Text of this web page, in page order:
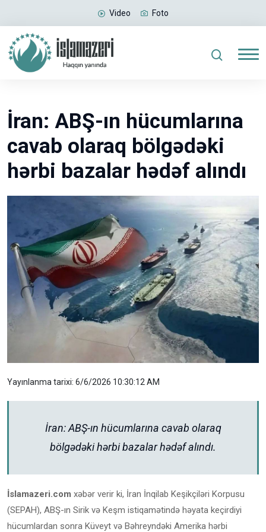
Video Foto
İran: ABŞ-ın hücumlarına
cavab olaraq bölgədəki
hərbi bazalar hədəf alındı
Yayınlanma tarixi: 6/6/2026 10:30:12 AM
İran: ABŞ-ın hücumlarına cavab olaraq
bölgədəki hərbi bazalar hədəf alındı.
İslamazeri.com xəbər verir ki, İran İnqilab Keşikçiləri Korpusu
(SEPAH), ABŞ-ın Sirik və Keşm istiqamətində həyata keçirdiyi
hücumlardan sonra Küveyt və Bəhreyndəki Amerika hərbi